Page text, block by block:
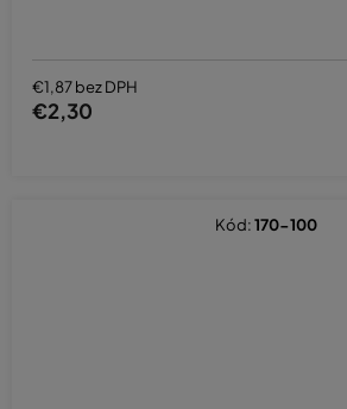
€1,87 bez DPH
€2,30
Kód:170-100